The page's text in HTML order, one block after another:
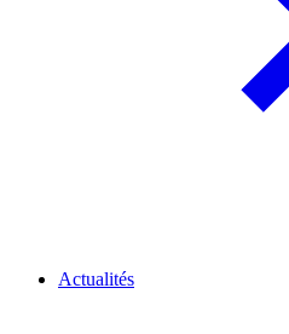
Actualités